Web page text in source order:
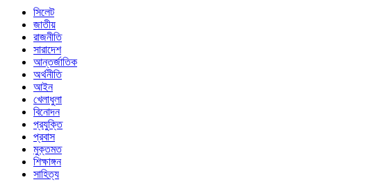
সিলেট
জাতীয়
রাজনীতি
সারাদেশ
আন্তর্জাতিক
অর্থনীতি
আইন
খেলাধুলা
বিনোদন
প্রযুক্তি
প্রবাস
মুক্তমত
শিক্ষাঙ্গন
সাহিত্য